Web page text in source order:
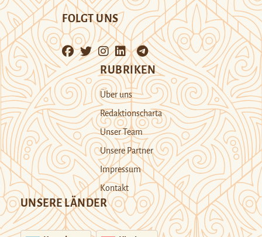
FOLGT UNS
RUBRIKEN
Über uns
Redaktionscharta
Unser Team
Unsere Partner
Impressum
Kontakt
UNSERE LÄNDER